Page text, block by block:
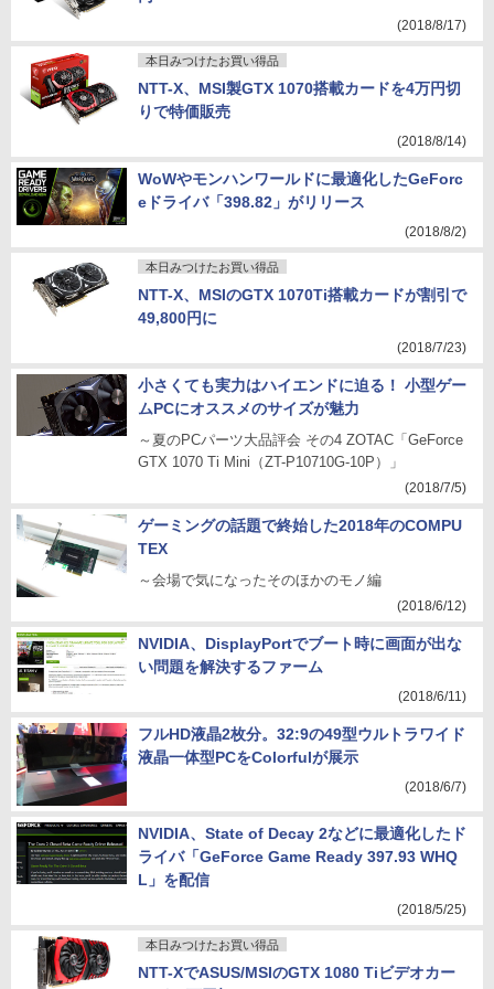
(2018/8/17)
本日みつけたお買い得品
NTT-X、MSI製GTX 1070搭載カードを4万円切
りで特価販売
(2018/8/14)
WoWやモンハンワールドに最適化したGeForc
eドライバ「398.82」がリリース
(2018/8/2)
本日みつけたお買い得品
NTT-X、MSIのGTX 1070Ti搭載カードが割引で
49,800円に
(2018/7/23)
小さくても実力はハイエンドに迫る！ 小型ゲー
ムPCにオススメのサイズが魅力
～夏のPCパーツ大品評会 その4 ZOTAC「GeForce
GTX 1070 Ti Mini（ZT-P10710G-10P）」
(2018/7/5)
ゲーミングの話題で終始した2018年のCOMPU
TEX
～会場で気になったそのほかのモノ編
(2018/6/12)
NVIDIA、DisplayPortでブート時に画面が出な
い問題を解決するファーム
(2018/6/11)
フルHD液晶2枚分。32:9の49型ウルトラワイド
液晶一体型PCをColorfulが展示
(2018/6/7)
NVIDIA、State of Decay 2などに最適化したド
ライバ「GeForce Game Ready 397.93 WHQ
L」を配信
(2018/5/25)
本日みつけたお買い得品
NTT-XでASUS/MSIのGTX 1080 Tiビデオカー